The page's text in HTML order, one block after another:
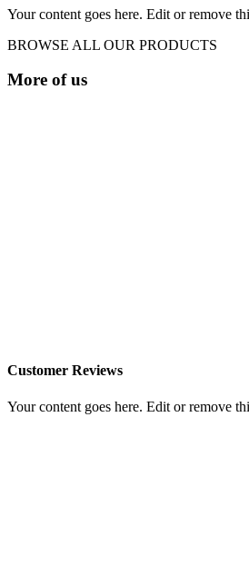
Your content goes here. Edit or remove
BROWSE ALL OUR PRODUCTS
More of us
Customer Reviews
Your content goes here. Edit or remove